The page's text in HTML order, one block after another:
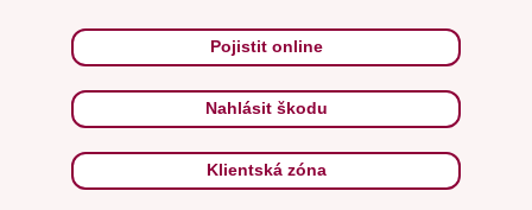
Pojistit online
Nahlásit škodu
Klientská zóna